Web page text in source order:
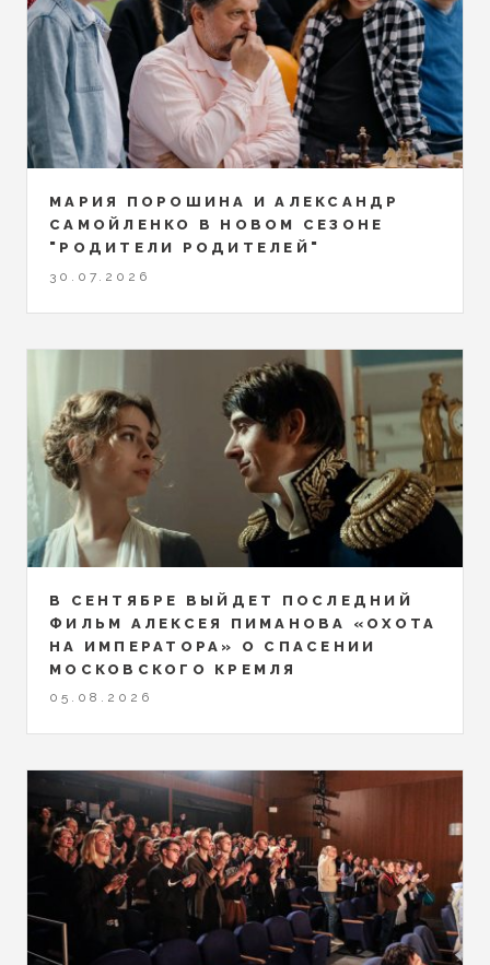
МАРИЯ ПОРОШИНА И АЛЕКСАНДР
САМОЙЛЕНКО В НОВОМ СЕЗОНЕ
"РОДИТЕЛИ РОДИТЕЛЕЙ"
30.07.2026
В СЕНТЯБРЕ ВЫЙДЕТ ПОСЛЕДНИЙ
ФИЛЬМ АЛЕКСЕЯ ПИМАНОВА «ОХОТА
НА ИМПЕРАТОРА» О СПАСЕНИИ
МОСКОВСКОГО КРЕМЛЯ
05.08.2026